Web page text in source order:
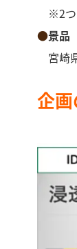
※2つ
景品
宮崎
企